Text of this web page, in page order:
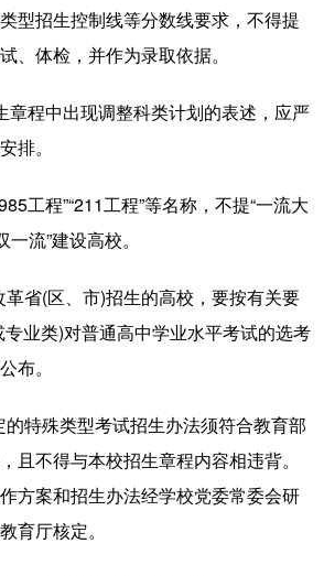
型招生控制线等分数线要求，不得提
、体检，并作为录取依据。
程中出现调整科类计划的表述，应严
排。
工程”“211工程”等名称，不提“一流大
流”建设高校。
省(区、市)招生的高校，要按有关要
业类)对普通高中学业水平考试的选考
布。
特殊类型考试招生办法须符合教育部
且不得与本校招生章程内容相违背。
方案和招生办法经学校党委常委会研
育厅核定。